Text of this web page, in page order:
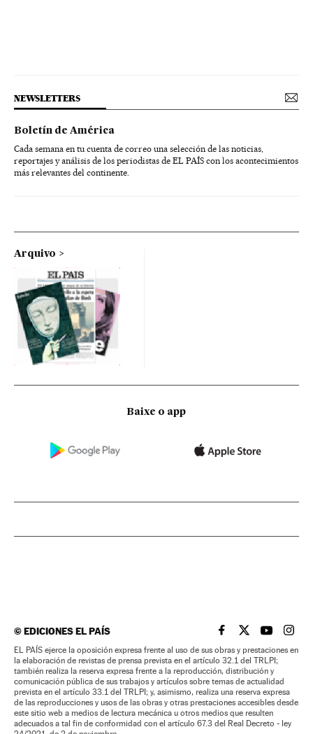
NEWSLETTERS
Boletín de América
Cada semana en tu cuenta de correo una selección de las noticias,
reportajes y análisis de los periodistas de EL PAÍS con los acontecimientos
más relevantes del continente.
Arquivo
Baixe o app
©EDICIONES EL PAÍS EL PAÍS BRASIL EN
EL PAÍSEL PAÍS
EL
EL PAÍS ejerce la oposición expresa frente al uso de sus obras y prestaciones en
la elaboración de revistas de prensa prevista en el artículo 32.1 del TRLPI;
también realiza la reserva expresa frente a la reproducción, distribución y
comunicación pública de sus trabajos y artículos sobre temas de actualidad
prevista en el artículo 33.1 del TRLPI; y, asimismo, realiza una reserva expresa
de las reproducciones y usos de las obras y otras prestaciones accesibles desde
este sitio web a medios de lectura mecánica u otros medios que resulten
adecuados a tal fin de conformidad con el artículo 67.3 del Real Decreto - ley